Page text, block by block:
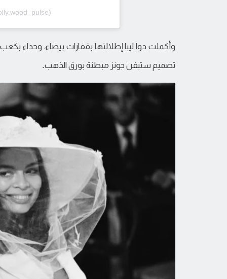
وأكملت دوا ليبا إطلالتها بقفازات بيضاء، وحذاء
تصميم ستيفن جونز مبطنة بورق الذهب.